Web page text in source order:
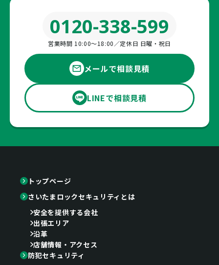
0120-338-599
営業時間 10:00〜18:00／定休日 日曜・祝日
メールで相談見積
LINEで相談見積
トップページ
さいたまロックセキュリティとは
安全を提供する会社
出張エリア
沿革
店舗情報・アクセス
防犯セキュリティ